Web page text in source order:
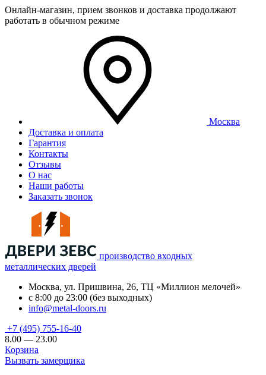
Онлайн-магазин, прием звонков и доставка продолжают
работать в обычном режиме
Москва
Доставка и оплата
Гарантия
Контакты
Отзывы
О нас
Наши работы
Заказать звонок
производство входных
металлических дверей
Москва, ул. Пришвина, 26, ТЦ «Миллион мелочей»
с 8:00 до 23:00 (без выходных)
info@metal-doors.ru
+7 (495) 755-16-40
8.00 — 23.00
Корзина
Вызвать замерщика